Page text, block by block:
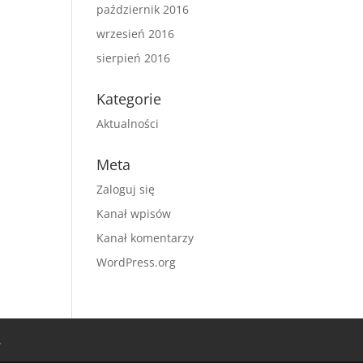
październik 2016
wrzesień 2016
sierpień 2016
Kategorie
Aktualności
Meta
Zaloguj się
Kanał wpisów
Kanał komentarzy
WordPress.org